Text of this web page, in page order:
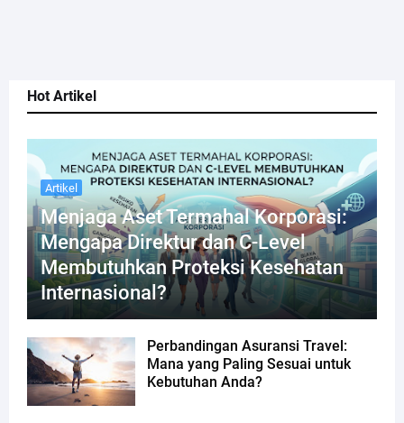
Hot Artikel
Artikel
Menjaga Aset Termahal Korporasi:
Mengapa Direktur dan C-Level
Membutuhkan Proteksi Kesehatan
Internasional?
Perbandingan Asuransi Travel:
Mana yang Paling Sesuai untuk
Kebutuhan Anda?